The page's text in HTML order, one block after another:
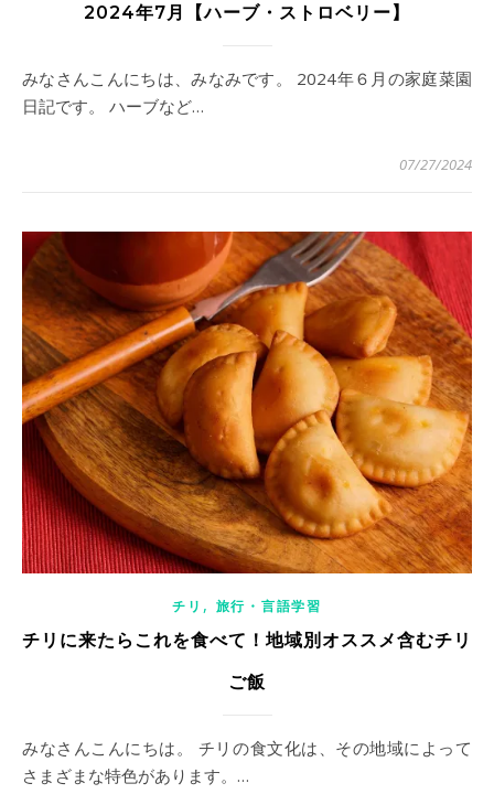
2024年7月【ハーブ・ストロベリー】
みなさんこんにちは、みなみです。 2024年６月の家庭菜園
日記です。 ハーブなど…
07/27/2024
チリ , 旅行・言語学習
チリに来たらこれを食べて！地域別オススメ含むチリ
ご飯
みなさんこんにちは。 チリの食文化は、その地域によって
さまざまな特色があります。…